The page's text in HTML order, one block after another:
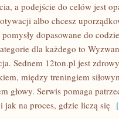
a podejście do celów jest
albo chcesz
dopasowane do
dla każdego to
Sednem 12ton.pl jest
między treningiem
głowy. Serwis pomaga
jak na proces, gdzie liczą się